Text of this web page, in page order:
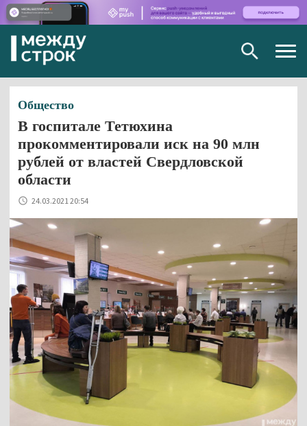
Общество
В госпитале Тетюхина
прокомментировали иск на 90 млн
рублей от властей Свердловской
области
24.03.2021 20:54